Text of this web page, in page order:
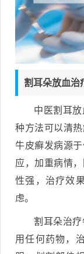
割耳朵放血治
中医割耳
种方法可以清
牛皮癣发病源
应，加重病情
性强，治疗效
虑。
割耳朵治
用任何药物，